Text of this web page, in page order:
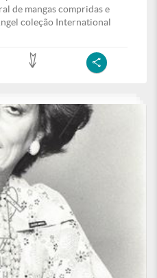
de mangas compridas e
coleção International